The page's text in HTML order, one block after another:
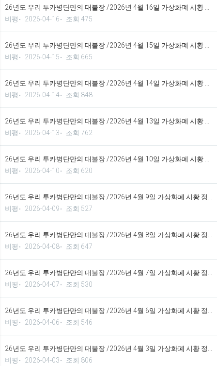
비평
2026-04-16 조회 475
비평
2026-04-15 조회 665
비평
2026-04-14 조회 848
비평
2026-04-13 조회 762
비평
2026-04-10 조회 620
비평
2026-04-09 조회 527
비평
2026-04-08 조회 647
비평
2026-04-07 조회 530
비평
2026-04-06 조회 546
비평
2026-04-03 조회 806